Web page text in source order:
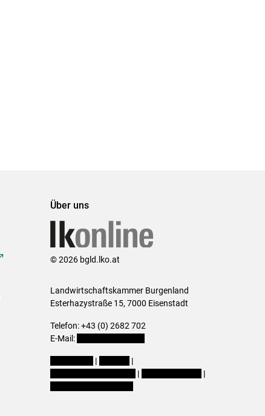
Über uns
© 2026 bgld.lko.at
Landwirtschaftskammer Burgenland
Esterhazystraße 15, 7000 Eisenstadt
Telefon: +43 (0) 2682 702
E-Mail:
|
|
|
|